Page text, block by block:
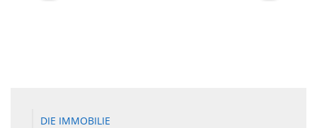
DIE IMMOBILIE